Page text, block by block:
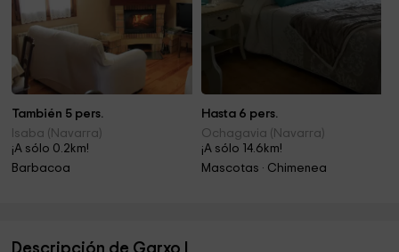
También 5 pers.
Isaba (Navarra)
¡A sólo 0.2km!
Barbacoa
Hasta 6 pers.
Ochagavia (Navarra)
¡A sólo 14.6km!
Mascotas · Chimenea